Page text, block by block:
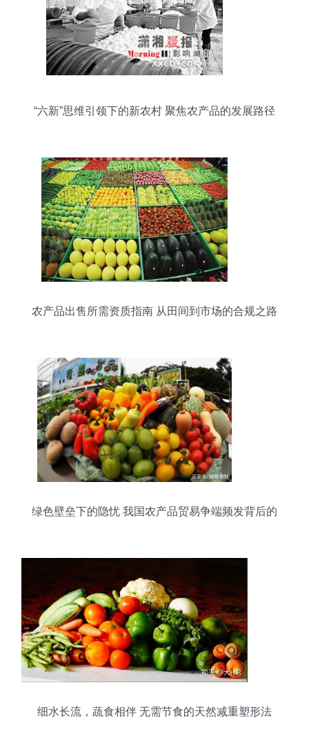
“六新”思维引领下的新农村 聚焦农产品的发展路径
农产品出售所需资质指南 从田间到市场的合规之路
绿色壁垒下的隐忧 我国农产品贸易争端频发背后的
细水长流，蔬食相伴 无需节食的天然减重塑形法